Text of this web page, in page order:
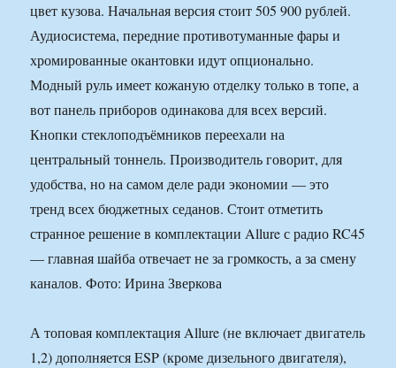
цвет кузова. Начальная версия стоит 505 900 рублей.
Аудиосистема, передние противотуманные фары и
хромированные окантовки идут опционально.
Модный руль имеет кожаную отделку только в топе, а
вот панель приборов одинакова для всех версий.
Кнопки стеклоподъёмников переехали на
центральный тоннель. Производитель говорит, для
удобства, но на самом деле ради экономии — это
тренд всех бюджетных седанов. Стоит отметить
странное решение в комплектации Allure с радио RC45
— главная шайба отвечает не за громкость, а за смену
каналов. Фото: Ирина Зверкова
А топовая комплектация Allure (не включает двигатель
1,2) дополняется ESP (кроме дизельного двигателя),